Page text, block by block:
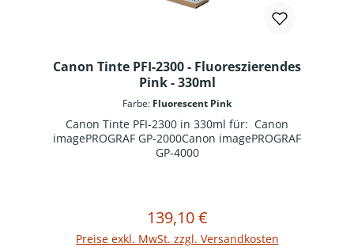
Canon Tinte PFI-2300 - Fluoreszierendes
Pink - 330ml
Farbe: Fluorescent Pink
Canon Tinte PFI-2300 in 330ml für: Canon
imagePROGRAF GP-2000Canon imagePROGRAF
GP-4000
Regulärer Preis:
139,10 €
Preise exkl. MwSt. zzgl. Versandkosten
In den Warenkorb